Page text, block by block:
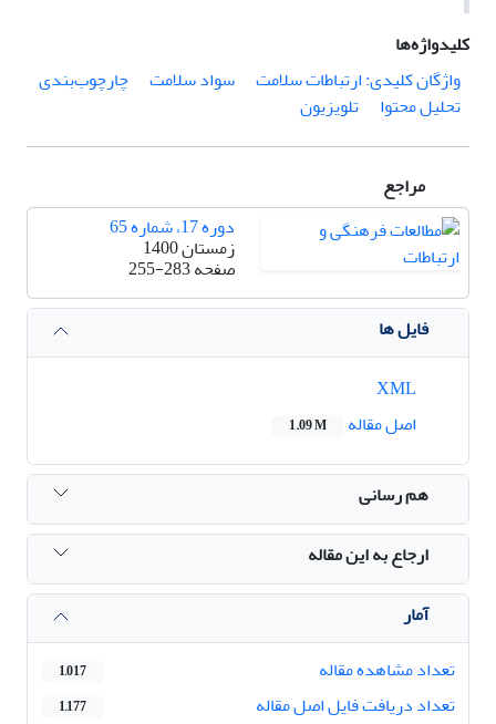
کلیدواژه‌ها
واژگان کلیدی: ارتباطات سلامت
سواد سلامت
چارچوب‌بندی
تحلیل محتوا
تلویزیون
مراجع
دوره 17، شماره 65
زمستان 1400
صفحه255-283
فایل ها
اصل مقاله
1.09 M
هم رسانی
ارجاع به این مقاله
آمار
تعداد مشاهده مقاله
1,017
تعداد دریافت فایل اصل مقاله 1,177